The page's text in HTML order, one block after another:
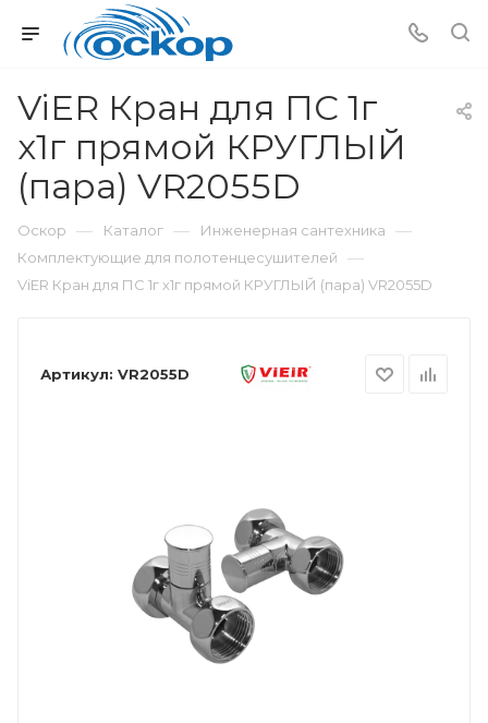
ViER Кран для ПС 1г
х1г прямой КРУГЛЫЙ
(пара) VR2055D
Оскор — Каталог — Инженерная сантехника —
Комплектующие для полотенцесушителей —
ViER Кран для ПС 1г х1г прямой КРУГЛЫЙ (пара) VR2055D
Артикул: VR2055D